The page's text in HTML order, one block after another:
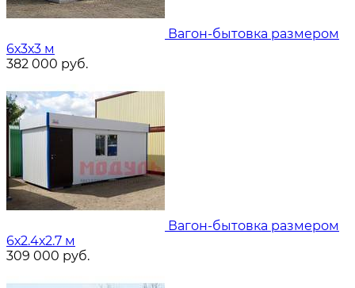
Вагон-бытовка размером
6х3х3 м
382 000 руб.
Вагон-бытовка размером
6х2.4х2.7 м
309 000 руб.